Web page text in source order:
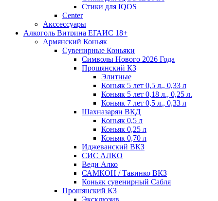
Стики для IQOS
Сenter
Акссессуары
Алкоголь Витрина ЕГАИС 18+
Армянский Коньяк
Сувенирные Коньяки
Символы Нового 2026 Года
Прошянский КЗ
Элитные
Коньяк 5 лет 0,5 л., 0,33 л
Коньяк 5 лет 0,18 л., 0,25 л.
Коньяк 7 лет 0,5 л., 0,33 л
Шахназарян ВКД
Коньяк 0,5 л
Коньяк 0,25 л
Коньяк 0,70 л
Иджеванский ВКЗ
СИС АЛКО
Веди Алко
САМКОН / Тавинко ВКЗ
Коньяк сувенирный Сабля
Прошянский КЗ
Эксклюзив